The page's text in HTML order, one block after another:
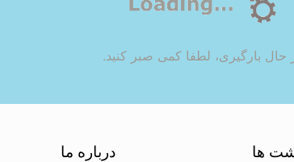
حال بارگیری، لطفا کمی صبر کنید.
ها درباره ما